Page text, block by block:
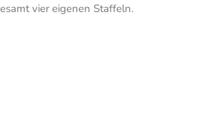
vier eigenen Staffeln.